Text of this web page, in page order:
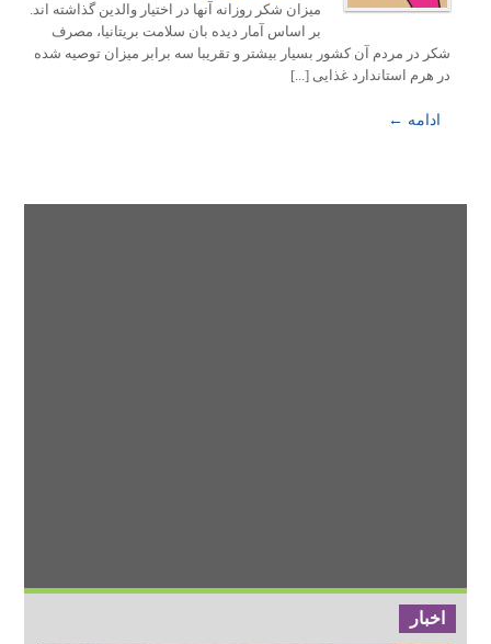
میزان شکر روزانه آنها در اختیار والدین گذاشته اند.
بر اساس آمار دیده بان سلامت بریتانیا، مصرف
شکر در مردم آن کشور بسیار بیشتر و تقریبا سه برابر میزان توصیه شده
در هرم استاندارد غذایی [...]
ادامه ←
اخبار